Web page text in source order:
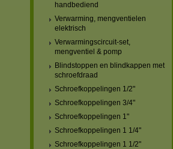
handbediend
Verwarming, mengventielen
elektrisch
Verwarmingscircuit-set,
mengventiel & pomp
Blindstoppen en blindkappen met
schroefdraad
Schroefkoppelingen 1/2"
Schroefkoppelingen 3/4"
Schroefkoppelingen 1"
Schroefkoppelingen 1 1/4"
Schroefkoppelingen 1 1/2"